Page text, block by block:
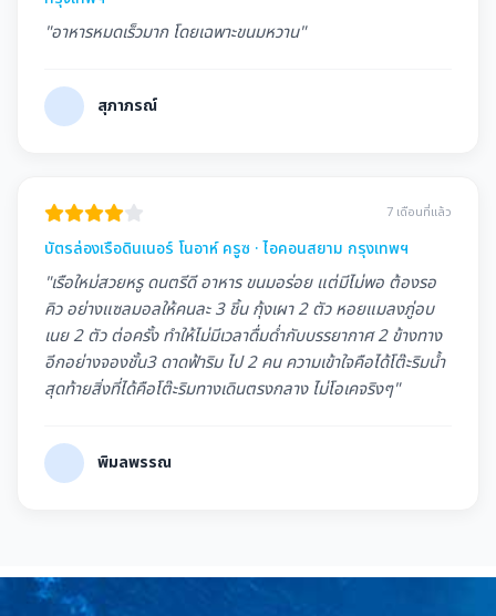
"อาหารหมดเร็วมาก โดยเฉพาะขนมหวาน"
สุภาภรณ์
7 เดือนที่แล้ว
บัตรล่องเรือดินเนอร์ โนอาห์ ครูซ · ไอคอนสยาม กรุงเทพฯ
"เรือใหม่สวยหรู ดนตรีดี อาหาร ขนมอร่อย แต่มีไม่พอ ต้องรอ
คิว อย่างแซลมอลให้คนละ 3 ชิ้น กุ้งเผา 2 ตัว หอยแมลงภู่อบ
เนย 2 ตัว ต่อครั้ง ทำให้ไม่มีเวลาดื่มด่ำกับบรรยากาศ 2 ข้างทาง
อีกอย่างจองชั้น3 ดาดฟ้าริม ไป 2 คน ความเข้าใจคือได้โต๊ะริมน้ำ
สุดท้ายสิ่งที่ได้คือโต๊ะริมทางเดินตรงกลาง ไม่โอเคจริงๆ"
พิมลพรรณ